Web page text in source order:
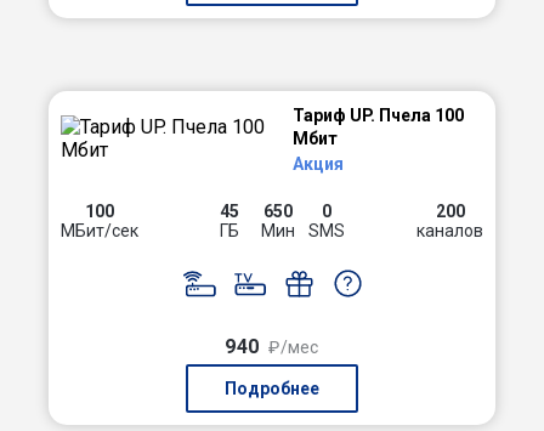
Тариф UP. Пчела 100
Мбит
Акция
100
МБит/сек
45
ГБ
650
Мин
0
SMS
200
каналов
940 ₽/мес
Подробнее